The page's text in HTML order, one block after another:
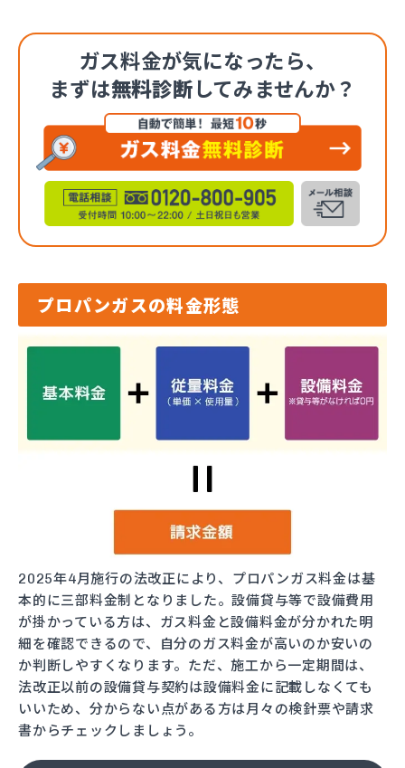
ガス料金が気になったら、
まずは無料診断してみませんか？
プロパンガスの料金形態
2025年4月施行の法改正により、プロパンガス料金は基
本的に三部料金制となりました。設備貸与等で設備費用
が掛かっている方は、ガス料金と設備料金が分かれた明
細を確認できるので、自分のガス料金が高いのか安いの
か判断しやすくなります。ただ、施工から一定期間は、
法改正以前の設備貸与契約は設備料金に記載しなくても
いいため、分からない点がある方は月々の検針票や請求
書からチェックしましょう。